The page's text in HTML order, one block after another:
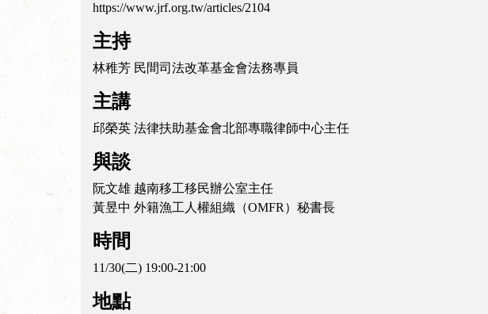
https://www.jrf.org.tw/articles/2104
主持
林稚芳 民間司法改革基金會法務專員
主講
邱榮英 法律扶助基金會北部專職律師中心主任
與談
阮文雄 越南移工移民辦公室主任
黃昱中 外籍漁工人權組織（OMFR）秘書長
時間
11/30(二) 19:00-21:00
地點